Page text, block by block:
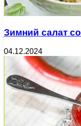
Зимний салат
04.12.2024